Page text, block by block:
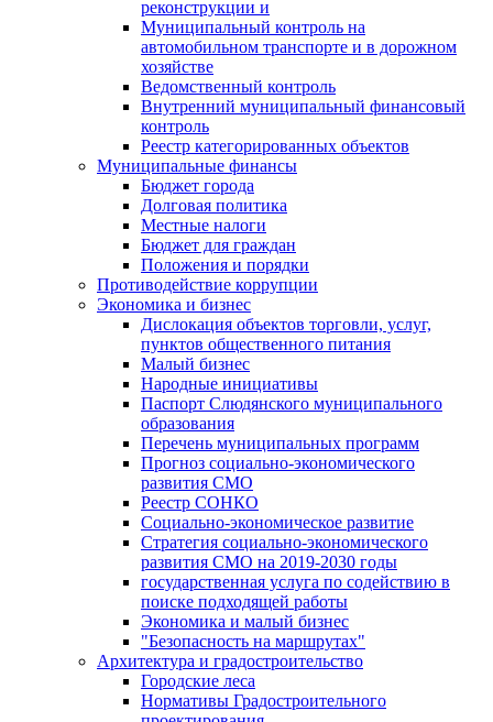
реконструкции и
Муниципальный контроль на
автомобильном транспорте и в дорожном
хозяйстве
Ведомственный контроль
Внутренний муниципальный финансовый
контроль
Реестр категорированных объектов
Муниципальные финансы
Бюджет города
Долговая политика
Местные налоги
Бюджет для граждан
Положения и порядки
Противодействие коррупции
Экономика и бизнес
Дислокация объектов торговли, услуг,
пунктов общественного питания
Малый бизнес
Народные инициативы
Паспорт Слюдянского муниципального
образования
Перечень муниципальных программ
Прогноз социально-экономического
развития СМО
Реестр СОНКО
Социально-экономическое развитие
Стратегия социально-экономического
развития СМО на 2019-2030 годы
государственная услуга по содействию в
поиске подходящей работы
Экономика и малый бизнес
"Безопасность на маршрутах"
Архитектура и градостроительство
Городские леса
Нормативы Градостроительного